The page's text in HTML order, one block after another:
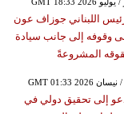
اللبناني جوزاف عون
وقوفه إلى جانب سيادة
المشروعةً
إلى تحقيق دولي في